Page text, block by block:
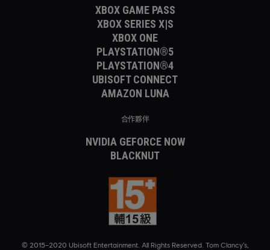
XBOX GAME PASS
XBOX SERIES X|S
XBOX ONE
PLAYSTATION®5
PLAYSTATION®4
UBISOFT CONNECT
AMAZON LUNA
合作夥伴
NVIDIA GEFORCE NOW
BLACKNUT
© 2015–2020 Ubisoft Entertainment. All Rights Reserved. Tom Clancy’s,